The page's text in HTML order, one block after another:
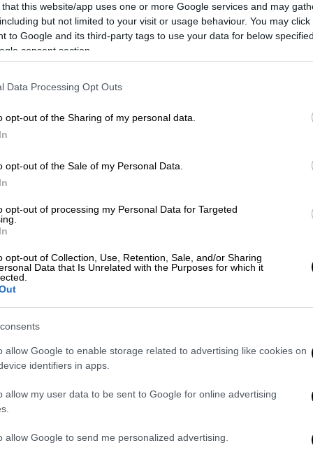
that this website/app uses one or more Google services and may
but not limited to your visit or usage behaviour. You may
to Google and its third-party tags to use your data for below
consent section.
Data Processing Opt Outs
opt-out of the Sharing of my personal data.
opt-out of the Sale of my Personal Data.
opt-out of processing my Personal Data for Targeted
opt-out of Collection, Use, Retention, Sale, and/or Sharing
Data that Is Unrelated with the Purposes for which it
allow Google to enable storage related to advertising like cookies on
identifiers in apps.
allow my user data to be sent to Google for online advertising
allow Google to send me personalized advertising.
άφησαν χωρίς χέρια το άγαλμα
Ήταν μια μέρα ανοιξιάτικη, σαν τη
σημερινή: 8 Απριλίου του 1820, όταν η
φως.
07.04.2021 18:07
Μήλου αντικρίζει ξανά το φως σε
8 Απριλίου: Αγάβου, Ερμού,
Αφροδίτη μπροστά σε «Δάχτυλα
βάρβαρα κι’ ανάξια μάτια»…
All About History|13.12.2019 14:15
Aφροδίτη της Μήλου: Πώς
κατάφεραν να την αρπάξουν οι
Λίγους μήνες πριν ξεσηκωθεί το